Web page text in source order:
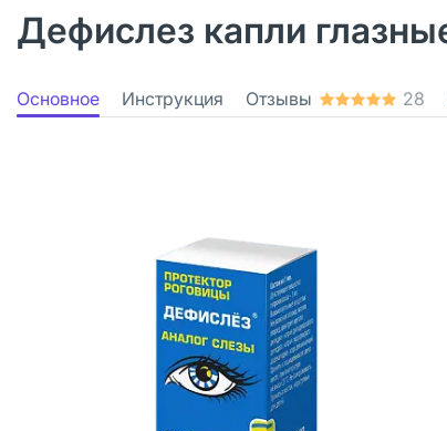
Дефислез капли
Основное Инструкция Отзывы 28